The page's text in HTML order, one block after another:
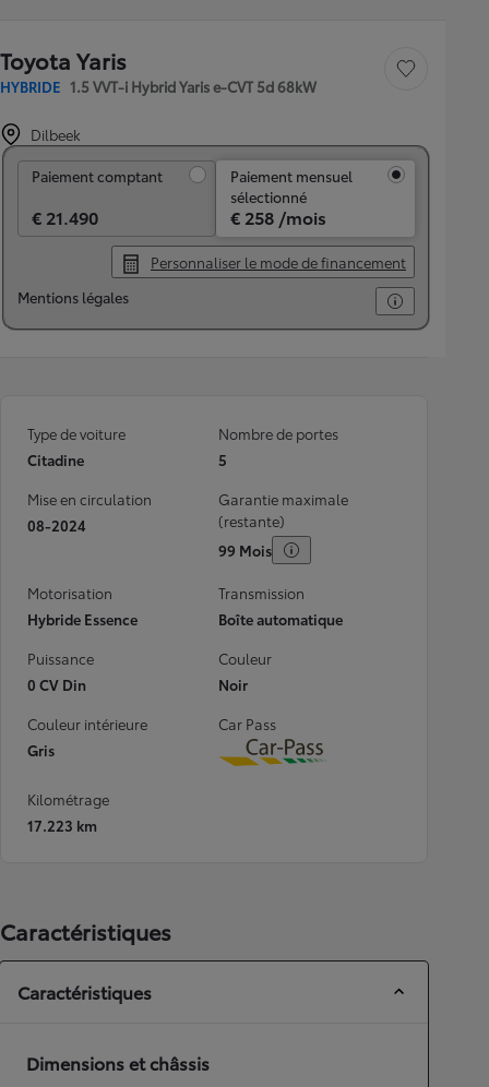
Toyota Yaris
HYBRIDE 1.5 VVT-i Hybrid Yaris e-CVT 5d 68kW
Sauvegarder le
Dilbeek
Paiement comptant
€ 21.490
Paiement mensuel
sélectionné
€ 258 /mois
Personnaliser le mode de financement
Mentions légales
Type de voiture
Citadine
Nombre de portes
5
Mise en circulation
08-2024
Garantie maximale
(restante)
99 Mois
Motorisation
Hybride Essence
Transmission
Boîte automatique
Puissance
0 CV Din
Couleur
Noir
Couleur intérieure
Gris
Car Pass
Download
Kilométrage
17.223 km
Caractéristiques
Caractéristiques
Dimensions et châssis